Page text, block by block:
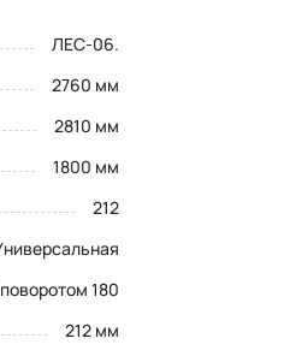
ЛЕС-06.
2760 мм
2810 мм
1800 мм
212
180
212 мм